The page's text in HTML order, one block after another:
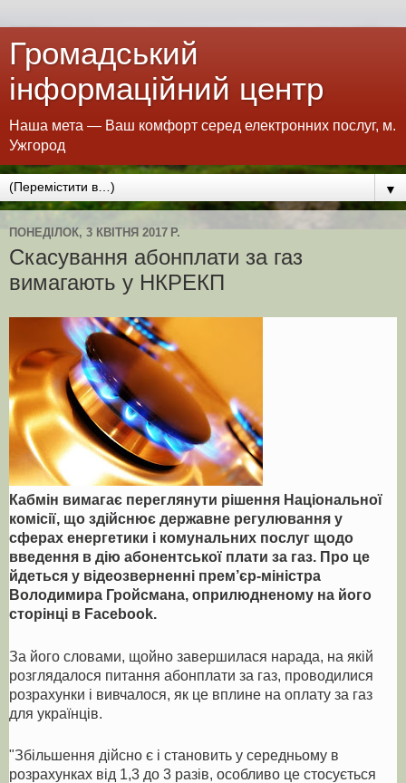
Громадський
інформаційний центр
Наша мета — Ваш комфорт серед електронних послуг, м.
Ужгород
▼
ПОНЕДІЛОК, 3 КВІТНЯ 2017 Р.
Скасування абонплати за газ
вимагають у НКРЕКП
Кабмін вимагає переглянути рішення Національної
комісії, що здійснює державне регулювання у
сферах енергетики і комунальних послуг щодо
введення в дію абонентської плати за газ. Про це
йдеться у відеозверненні прем’єр-міністра
Володимира Гройсмана, оприлюдненому на його
сторінці в Facebook.
За його словами, щойно завершилася нарада, на якій
розглядалося питання абонплати за газ, проводилися
розрахунки і вивчалося, як це вплине на оплату за газ
для українців.
"Збільшення дійсно є і становить у середньому в
розрахунках від 1,3 до 3 разів, особливо це стосується